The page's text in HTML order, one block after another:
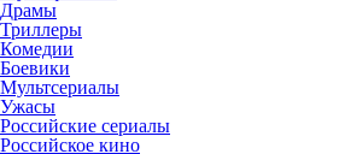
Драмы
Триллеры
Комедии
Боевики
Мультсериалы
Ужасы
Российские сериалы
Российское кино